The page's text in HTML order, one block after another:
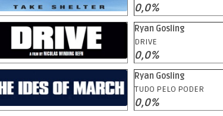
0,0%
Ryan Gosling
DRIVE
0,0%
Ryan Gosling
TUDO PELO PODER
0,0%